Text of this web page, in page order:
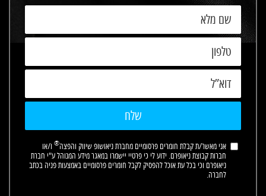
מלא
טלפון
אני מאשר/ת קבלת חומרים פרסומיים מחברת ניאושופ שיווק והפצה® ו/או
חברות קבוצת ניאופרם. ידוע לי כי פרטיי יישמרו במאגר מידע המנוהל ע"י חברת
ניאופרם וכי בכל עת אוכל להפסיק לקבל חומרים פרסומיים באמצעות פניה בכתב
לחברה.